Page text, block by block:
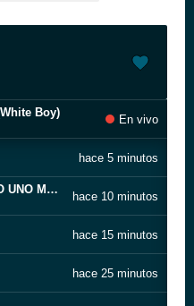
Boy)
En vivo
hace 5 minutos
Estas escuchandoRADIO UNO MONTEVIDEO s
hace 10 minutos
hace 15 minutos
hace 25 minutos